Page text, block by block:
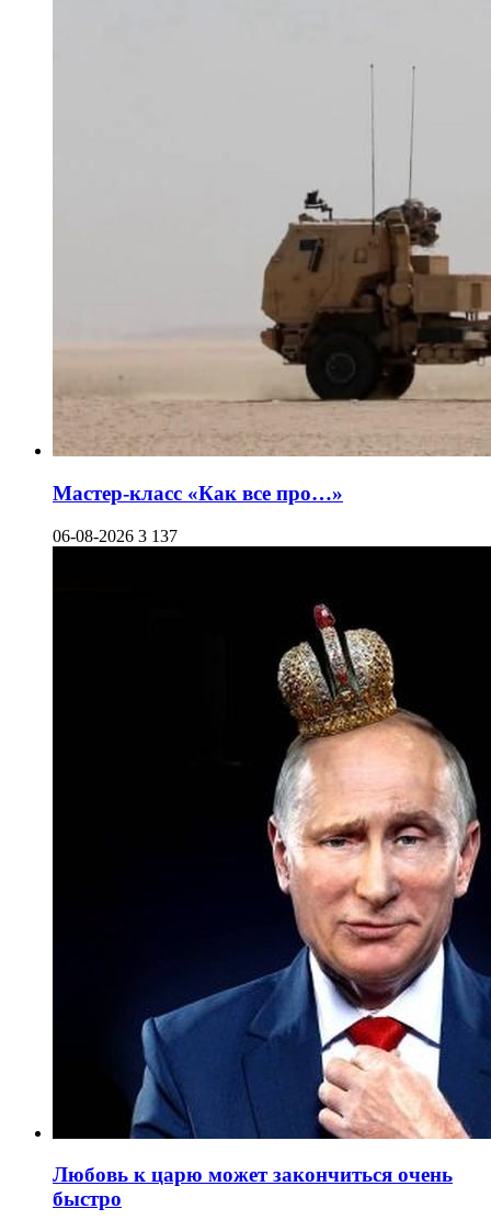
Мастер-класс «Как все про…»
06-08-2026 3 137
Любовь к царю может закончиться очень
быстро